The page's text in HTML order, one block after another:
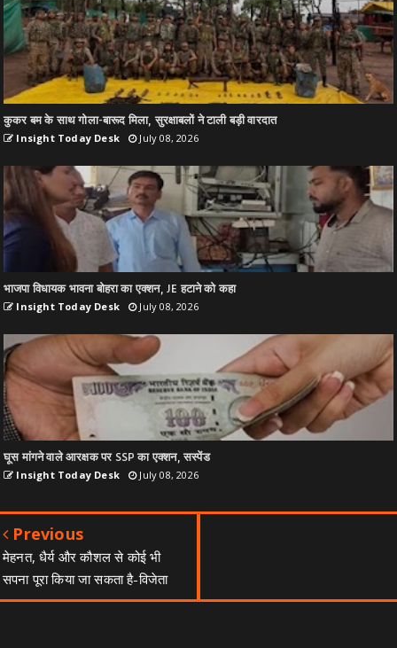
कुकर बम के साथ गोला-बारूद मिला, सुरक्षाबलों ने टाली बड़ी वारदात
Insight Today Desk July 08, 2026
भाजपा विधायक भावना बोहरा का एक्शन, JE हटाने को कहा
Insight Today Desk July 08, 2026
घूस मांगने वाले आरक्षक पर SSP का एक्शन, सस्पेंड
Insight Today Desk July 08, 2026
Previous
मेहनत, धैर्य और कौशल से कोई भी
सपना पूरा किया जा सकता है-विजेता